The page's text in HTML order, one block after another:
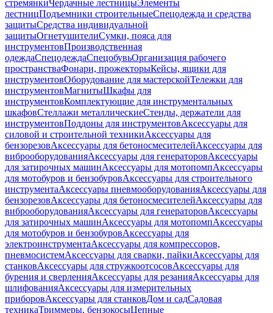
стремянкиЧердачные лестницыЭлементы
лестницПодъемники строительныеСпецодежда и средства
защитыСредства индивидуальной
защитыОгнетушителиСумки, пояса для
инструментовПроизводственная
одеждаСпецодеждаСпецобувьОрганизация рабочего
пространстваФонари, прожекторыКейсы, ящики для
инструментовОборудование для мастерскойТележки для
инструментовМагнитыШкафы для
инструментовКомплектующие для инструментальных
шкафовСтеллажи металлическиеСтенды, держатели для
инструментовПоддоны для инструментовАксессуары для
силовой и строительной техникиАксессуары для
бензорезовАксессуары для бетоносмесителейАксессуары для
виброоборудованияАксессуары для генераторовАксессуары
для затирочных машинАксессуары для мотопомпАксессуары
для мотобуров и бензобуровАксессуары для строительного
инструментаАксессуары пневмооборудованияАксессуары для
бензорезовАксессуары для бетоносмесителейАксессуары для
виброоборудованияАксессуары для генераторовАксессуары
для затирочных машинАксессуары для мотопомпАксессуары
для мотобуров и бензобуровАксессуары для
электроинструментаАксессуары для компрессоров,
пневмосистемАксессуары для сварки, пайкиАксессуары для
станковАксессуары для стружкоотсосовАксессуары для
бурения и сверленияАксессуары для резанияАксессуары для
шлифованияАксессуары для измерительных
приборовАксессуары для станковДом и садСадовая
техникаТриммеры, бензокосыЦепные